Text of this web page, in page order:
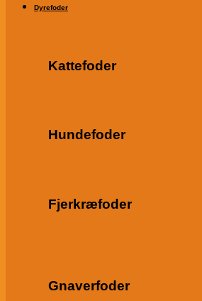
Dyrefoder
Kattefoder
Hundefoder
Fjerkræfoder
Gnaverfoder